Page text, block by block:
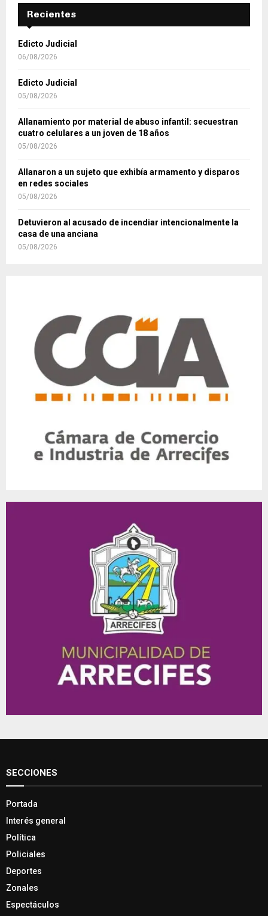
Recientes
Edicto Judicial
06/08/2026
Edicto Judicial
05/08/2026
Allanamiento por material de abuso infantil: secuestran
cuatro celulares a un joven de 18 años
05/08/2026
Allanaron a un sujeto que exhibía armamento y disparos
en redes sociales
05/08/2026
Detuvieron al acusado de incendiar intencionalmente la
casa de una anciana
05/08/2026
SECCIONES
Portada
Interés general
Política
Policiales
Deportes
Zonales
Espectáculos